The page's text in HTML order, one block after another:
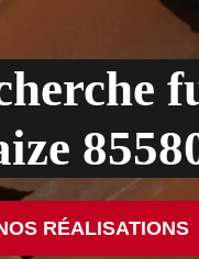
RÉALISATIONS